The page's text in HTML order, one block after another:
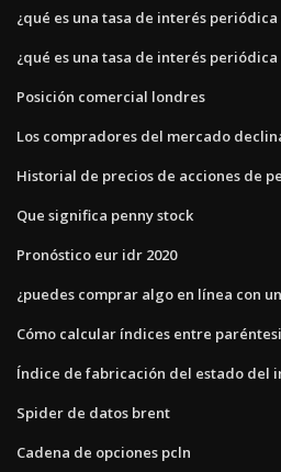
¿qué es una tasa de interés periódica
¿qué es una tasa de interés periódica
Posición comercial londres
Los compradores del mercado
Historial de precios de acciones de
Que significa penny stock
Pronóstico eur idr 2020
¿puedes comprar algo en línea con
Cómo calcular índices entre
Índice de fabricación del estado del
Spider de datos brent
Cadena de opciones pcln